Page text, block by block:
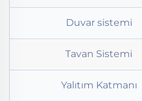
Duvar sistemi
Tavan Sistemi
Yalıtım Katmanı